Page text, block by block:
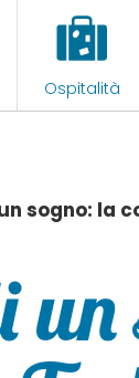
Ospitalità
sogno: la